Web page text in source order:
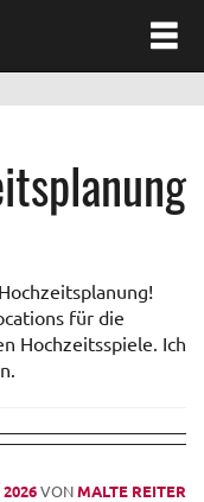
für die
Hochzeitsspiele. Ich
2026VONMALTE REITER